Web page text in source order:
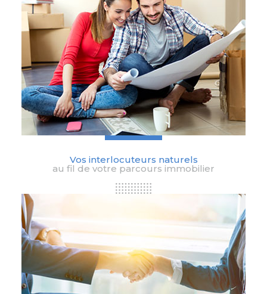
Vos interlocuteurs naturels
au fil de votre parcours immobilier